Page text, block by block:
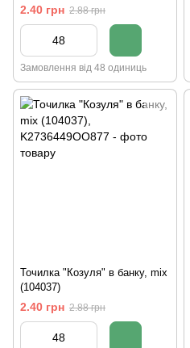
2.40 грн 2.88 грн
Замовлення від 48 одиниць
Точилка "Козуля" в банку, mix
(104037)
2.40 грн 2.88 грн